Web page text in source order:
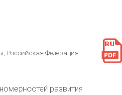
Российская Федерация
развития